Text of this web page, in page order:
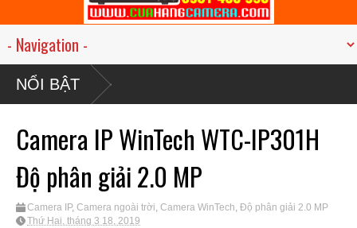
NỔI BẬT
Camera IP WinTech WTC-IP301H
Độ phân giải 2.0 MP
Camera IP, Camera ngoài trời, Camera WinTech, Độ phân giải 2.0 MP
Thứ Hai, tháng 3 18, 2019